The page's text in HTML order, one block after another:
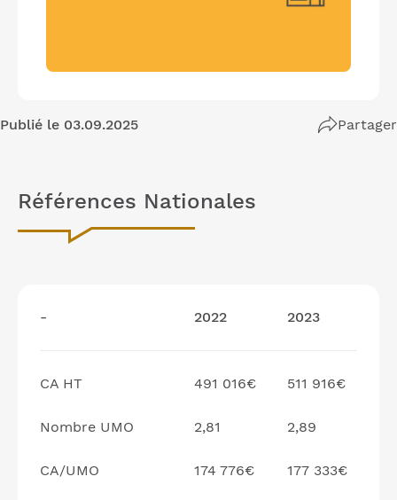
Publié le 03.09.2025 Partager
Références Nationales
- 2022 2023
CA HT 491 016€ 511 916€
Nombre UMO 2,81 2,89
CA/UMO 174 776€ 177 333€